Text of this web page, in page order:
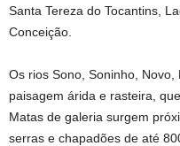
Santa Tereza do Tocantins,
Conceição.
Os rios Sono, Soninho,
paisagem árida e rasteira,
Matas de galeria surgem
serras e chapadões de até